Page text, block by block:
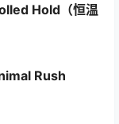
Hold（恒温
Rush